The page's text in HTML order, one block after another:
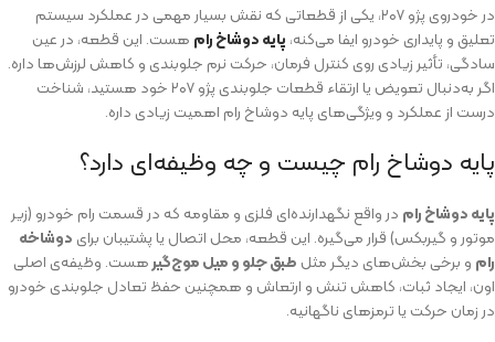
در خودروی پژو ۲۰۷، یکی از قطعاتی که نقش بسیار مهمی در عملکرد سیستم
تعلیق و پایداری خودرو ایفا می‌کنه، پایه دوشاخ رام هست. این قطعه‌، در عین
سادگی، تأثیر زیادی روی کنترل فرمان، حرکت نرم جلوبندی و کاهش لرزش‌ها داره.
اگر به‌دنبال تعویض یا ارتقاء قطعات جلوبندی پژو ۲۰۷ خود هستید، شناخت
درست از عملکرد و ویژگی‌های پایه دوشاخ رام اهمیت زیادی داره.
پایه دوشاخ رام چیست و چه وظیفه‌ای دارد؟
پایه دوشاخ رام در واقع نگهدارنده‌ای فلزی و مقاومه که در قسمت رام خودرو (زیر
موتور و گیربکس) قرار می‌گیره. این قطعه، محل اتصال یا پشتیبان برای دوشاخه
رام و برخی بخش‌های دیگر مثل طبق جلو و میل موج‌گیرهست. وظیفه‌ی اصلی
اون، ایجاد ثبات، کاهش تنش و ارتعاش و همچنین حفظ تعادل جلوبندی خودرو
در زمان حرکت یا ترمزهای ناگهانیه.